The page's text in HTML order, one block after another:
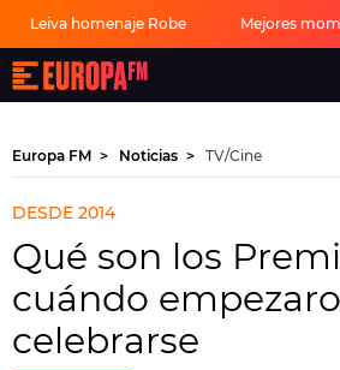
Leiva homenaje Robe Mejores
Europa
FM
-
mejor
música,
virales,
celebrities
y
estilo
de
vida
|
FM
Europa FM Noticias TV/Cine
DESDE 2014
Qué son los
cuándo
celebrarse